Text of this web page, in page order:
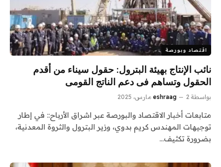
اقتصاد وبورصة
نائب الإنتاج بهيئة البترول: حقول سيناء من أقدم
الحقول وتساهم فى دعم الناتج القومى
بواسطة eshraag 2 مارس، 2025
متابعات أخبار الاقتصاد والبورصة عبر اشراق الأرباح:: في إطار
توجيهات المهندس كريم بدوي، وزير البترول والثروة المعدنية،
بضرورة تكثيف…